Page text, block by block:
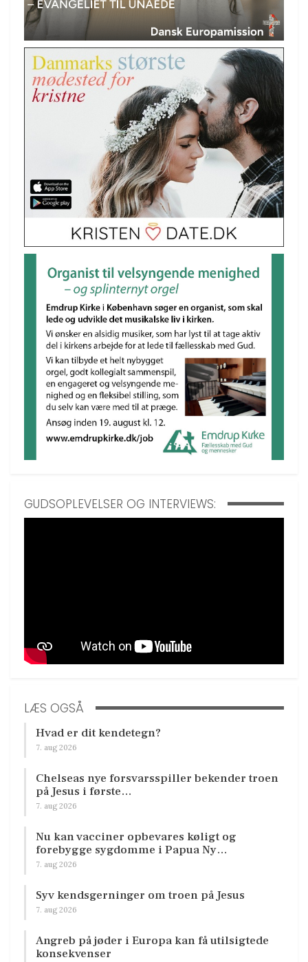
GUDSOPLEVELSER OG INTERVIEWS:
LÆS OGSÅ
Hvad er dit kendetegn?
7. aug 2026
Chelseas nye forsvarsspiller bekender troen
på Jesus i første…
7. aug 2026
Nu kan vacciner opbevares køligt og
forebygge sygdomme i Papua Ny…
7. aug 2026
Syv kendsgerninger om troen på Jesus
7. aug 2026
Angreb på jøder i Europa kan få utilsigtede
konsekvenser